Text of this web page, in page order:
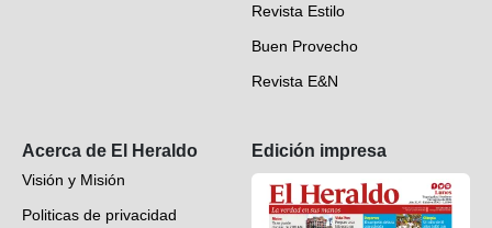
Revista Estilo
Buen Provecho
Revista E&N
Acerca de El Heraldo
Visión y Misión
Politicas de privacidad
Edición impresa